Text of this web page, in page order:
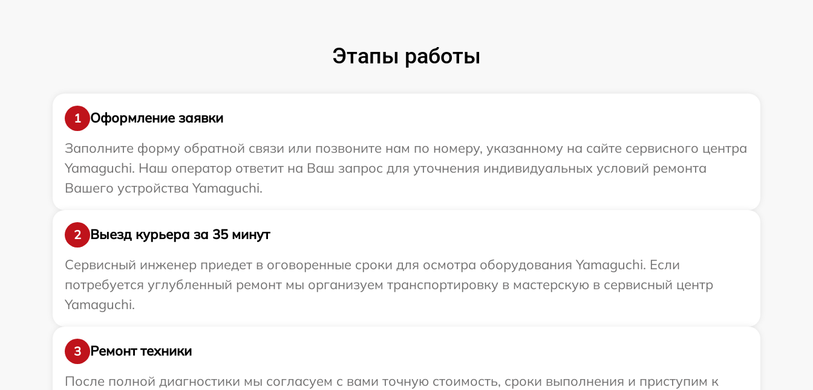
Этапы работы
1
Оформление заявки
Заполните форму обратной связи или позвоните нам по номеру, указанному на сайте сервисного центра
Yamaguchi. Наш оператор ответит на Ваш запрос для уточнения индивидуальных условий ремонта
Вашего устройства Yamaguchi.
2
Выезд курьера за 35 минут
Сервисный инженер приедет в оговоренные сроки для осмотра оборудования Yamaguchi. Если
потребуется углубленный ремонт мы организуем транспортировку в мастерскую в сервисный центр
Yamaguchi.
3
Ремонт техники
После полной диагностики мы согласуем с вами точную стоимость, сроки выполнения и приступим к